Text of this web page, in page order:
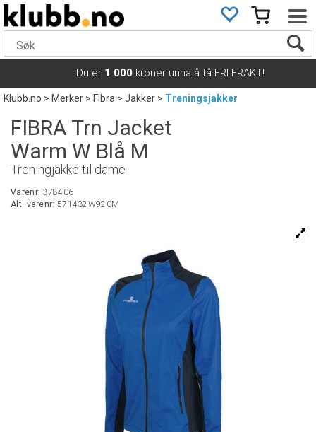
Du er 1 000 kroner unna å få FRI FRAKT!
Klubb.no>Merker>Fibra>Jakker>Treningsjakker
FIBRA Trn Jacket
Warm W Blå M
Treningjakke til dame
Varenr: 378406
Alt. varenr: 571432W920M